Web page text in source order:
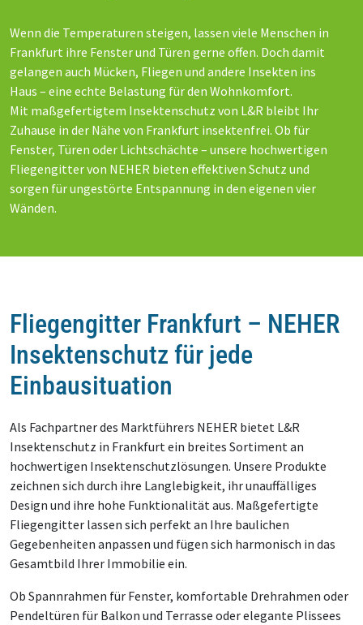
Wenn die Temperaturen steigen, lassen viele Menschen in
Frankfurt ihre Fenster und Türen gerne offen. Doch damit
gelangen auch Mücken, Fliegen und andere Insekten ins
Haus – eine echte Belastung für den Wohnkomfort.
Mit maßgefertigtem Insektenschutz von L&R bleibt Ihr
Zuhause in der Nähe von Frankfurt insektenfrei. Ob für
Fenster, Türen oder Lichtschächte – unsere hochwertigen
Fliegengitter von NEHER bieten effektiven Schutz und
sorgen für ungestörte Entspannung in den eigenen vier
Wänden.
Fliegengitter Frankfurt – NEHER
Insektenschutz für jede
Einbausituation
Als Fachpartner des Marktführers NEHER bietet L&R
Insektenschutz in Frankfurt ein breites Sortiment an
hochwertigen Insektenschutzlösungen. Unsere Produkte
zeichnen sich durch ihre Langlebigkeit, ihr unauffälliges
Design und ihre hohe Funktionalität aus. Maßgefertigte
Fliegengitter lassen sich perfekt an Ihre baulichen
Gegebenheiten anpassen und fügen sich harmonisch in das
Gesamtbild Ihrer Immobilie ein.
Ob Spannrahmen für Fenster, komfortable Drehrahmen oder
Pendeltüren für Balkon und Terrasse oder elegante Plissees